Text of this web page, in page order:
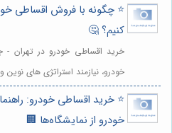
⭐️ چگونه با فروش اقساطی
کنیم؟ 🤔
خرید اقساطی خودرو در تهران -
خودرو، نیازمند استراتژی های
⭐️ خرید اقساطی خودرو:
خودرو از نمایشگاه‌ها 🏢